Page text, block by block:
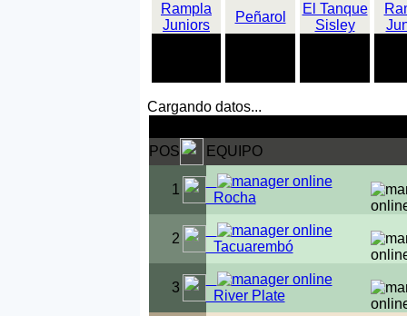
Rampla
Juniors
Peñarol
El Tanque
Sisley
Cargando datos...
POS
EQUIPO
1
Rocha
2
Tacuarembó
3
River Plate